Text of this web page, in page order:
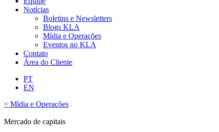
Notícias
Boletins e Newsletters
Blogs KLA
Mídia e Operações
Eventos no KLA
Contato
Área do Cliente
PT
EN
< Mídia e Operações
Mercado de capitais